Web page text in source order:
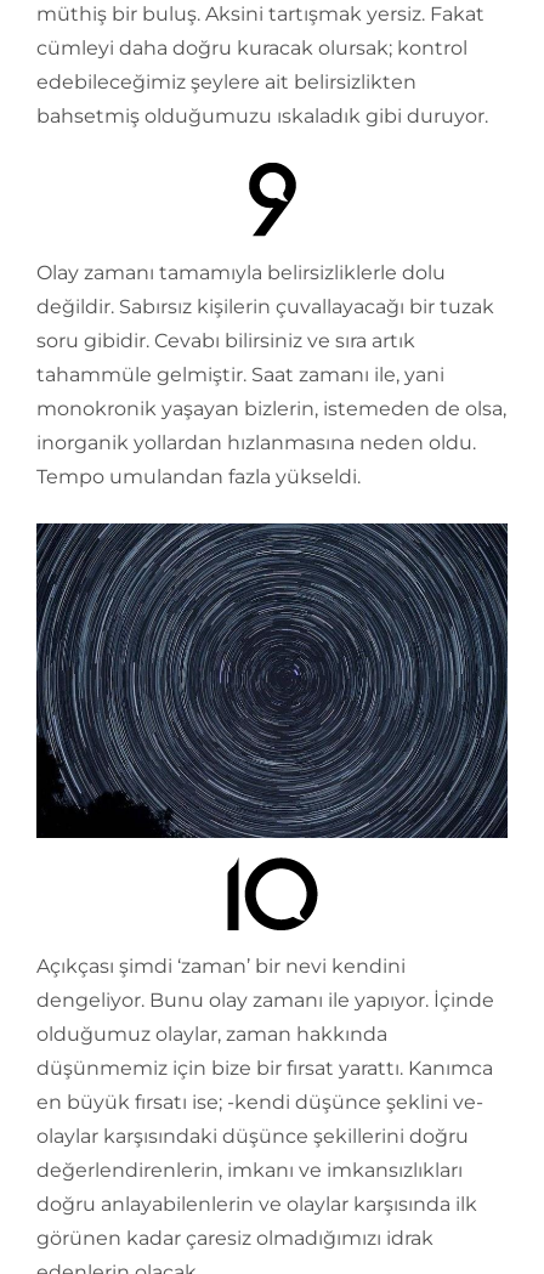
müthiş bir buluş. Aksini tartışmak yersiz. Fakat
cümleyi daha doğru kuracak olursak; kontrol
edebileceğimiz şeylere ait belirsizlikten
bahsetmiş olduğumuzu ıskaladık gibi duruyor.
Olay zamanı tamamıyla belirsizliklerle dolu
değildir. Sabırsız kişilerin çuvallayacağı bir tuzak
soru gibidir. Cevabı bilirsiniz ve sıra artık
tahammüle gelmiştir. Saat zamanı ile, yani
monokronik yaşayan bizlerin, istemeden de olsa,
inorganik yollardan hızlanmasına neden oldu.
Tempo umulandan fazla yükseldi.
Açıkçası şimdi ‘zaman’ bir nevi kendini
dengeliyor. Bunu olay zamanı ile yapıyor. İçinde
olduğumuz olaylar, zaman hakkında
düşünmemiz için bize bir fırsat yarattı. Kanımca
en büyük fırsatı ise; -kendi düşünce şeklini ve-
olaylar karşısındaki düşünce şekillerini doğru
değerlendirenlerin, imkanı ve imkansızlıkları
doğru anlayabilenlerin ve olaylar karşısında ilk
görünen kadar çaresiz olmadığımızı idrak